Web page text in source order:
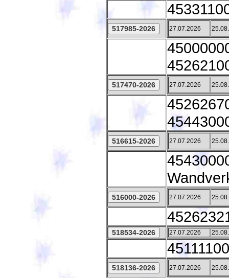
27.07.2026
27.07.2026
27.07.2026
27.07.2026
27.07.2026
27.07.2026